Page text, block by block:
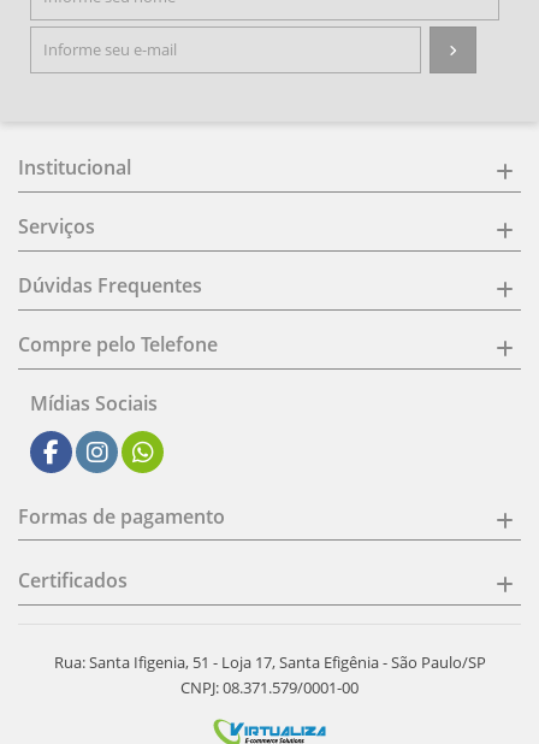
Institucional
Serviços
Dúvidas Frequentes
Compre pelo Telefone
Mídias Sociais
Formas de pagamento
Certificados
Rua: Santa Ifigenia, 51 - Loja 17, Santa Efigênia - São Paulo/SP
CNPJ: 08.371.579/0001-00